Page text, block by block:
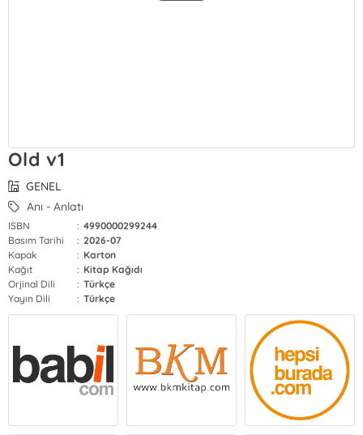
Old v1
GENEL
Anı - Anlatı
ISBN : 4990000299244
Basım Tarihi
: 2026-07
Kapak
: Karton
Kağıt
: Kitap Kağıdı
Orjinal Dili
: Türkçe
Yayın Dili
: Türkçe